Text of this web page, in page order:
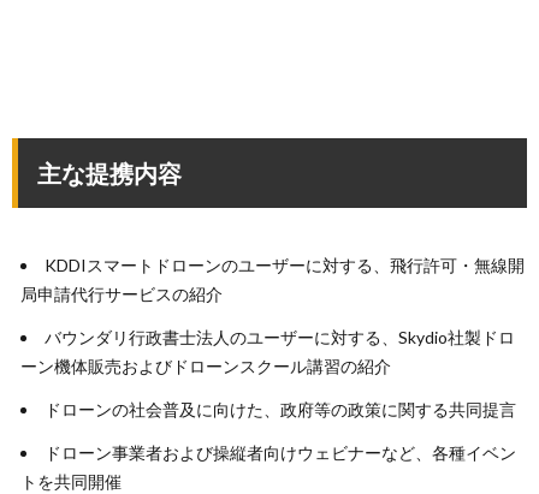
主な提携内容
KDDIスマートドローンのユーザーに対する、飛行許可・無線開
局申請代行サービスの紹介
バウンダリ行政書士法人のユーザーに対する、Skydio社製ドロ
ーン機体販売およびドローンスクール講習の紹介
ドローンの社会普及に向けた、政府等の政策に関する共同提言
ドローン事業者および操縦者向けウェビナーなど、各種イベン
トを共同開催